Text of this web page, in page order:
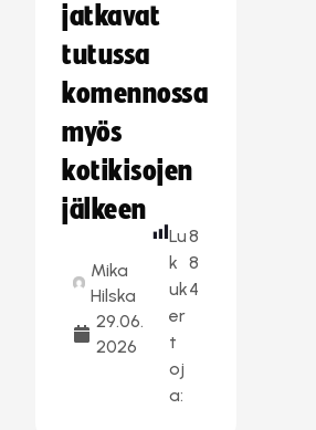
jatkavat
tutussa
komennossa
myös
kotikisojen
jälkeen
Mika
Hilska
29.06.
2026
Lu
k
uk
er
t
oj
a:
8
8
4